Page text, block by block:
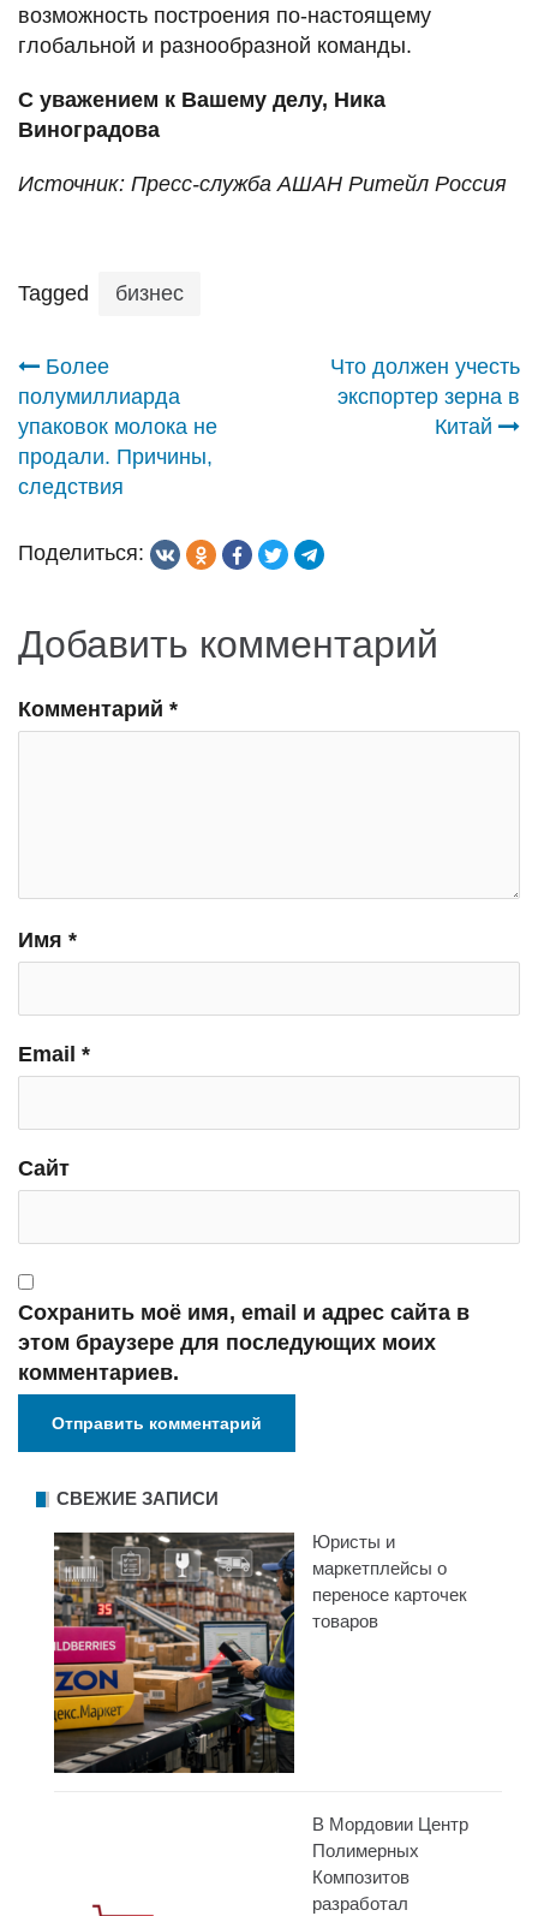
возможность построения по-настоящему
глобальной и разнообразной команды.
С уважением к Вашему делу, Ника
Виноградова
Источник: Пресс-служба АШАН Ритейл Россия
Tagged бизнес
Навигация
по
записям
Более
полумиллиарда
упаковок молока не
продали. Причины,
следствия
Что должен учесть
экспортер зерна в
Китай
Поделиться:
Добавить комментарий
Комментарий *
Имя *
Email *
Сайт
Сохранить моё имя, email и адрес сайта в
этом браузере для последующих моих
комментариев.
СВЕЖИЕ ЗАПИСИ
Юристы и
маркетплейсы о
переносе карточек
товаров
В Мордовии Центр
Полимерных
Композитов
разработал